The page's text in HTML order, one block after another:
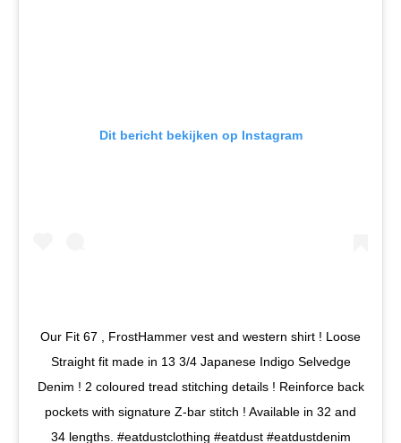
Dit bericht bekijken op Instagram
Our Fit 67 , FrostHammer vest and western shirt ! Loose
Straight fit made in 13 3/4 Japanese Indigo Selvedge
Denim ! 2 coloured tread stitching details ! Reinforce back
pockets with signature Z-bar stitch ! Available in 32 and
34 lengths. #eatdustclothing #eatdust #eatdustdenim